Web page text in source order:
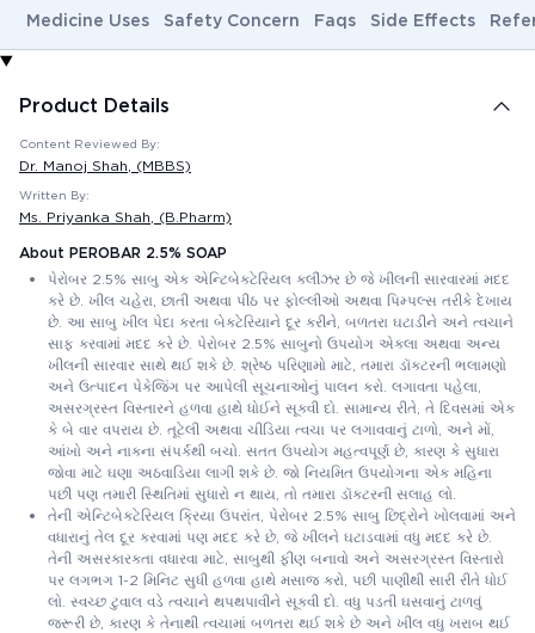
Medicine Uses Safety Concern Faqs Side Effects
Product Details
Content Reviewed By:
Dr. Manoj Shah , (MBBS)
Written By:
Ms. Priyanka Shah , (B.Pharm)
About PEROBAR 2.5% SOAP
પેરોબર 2.5% સાબુ એક એન્ટિબેક્ટેરિયલ ક્લીંઝર છે જે ખીલની સારવારમાં મદદ
કરે છે. ખીલ ચહેરા, છાતી અથવા પીઠ પર ફોલ્લીઓ અથવા પિમ્પલ્સ તરીકે દેખાય
છે. આ સાબુ ખીલ પેદા કરતા બેક્ટેરિયાને દૂર કરીને, બળતરા ઘટાડીને અને ત્વચાને
સાફ કરવામાં મદદ કરે છે. પેરોબર 2.5% સાબુનો ઉપયોગ એકલા અથવા અન્ય
ખીલની સારવાર સાથે થઈ શકે છે. શ્રેષ્ઠ પરિણામો માટે, તમારા ડૉક્ટરની ભલામણો
અને ઉત્પાદન પેકેજિંગ પર આપેલી સૂચનાઓનું પાલન કરો. લગાવતા પહેલા,
અસરગ્રસ્ત વિસ્તારને હળવા હાથે ધોઈને સૂકવી દો. સામાન્ય રીતે, તે દિવસમાં એક
કે બે વાર વપરાય છે. તૂટેલી અથવા ચીડિયા ત્વચા પર લગાવવાનું ટાળો, અને મોં,
આંખો અને નાકના સંપર્કથી બચો. સતત ઉપયોગ મહત્વપૂર્ણ છે, કારણ કે સુધારા
જોવા માટે ઘણા અઠવાડિયા લાગી શકે છે. જો નિયમિત ઉપયોગના એક મહિના
પછી પણ તમારી સ્થિતિમાં સુધારો ન થાય, તો તમારા ડૉક્ટરની સલાહ લો.
તેની એન્ટિબેક્ટેરિયલ ક્રિયા ઉપરાંત, પેરોબર 2.5% સાબુ છિદ્રોને ખોલવામાં અને
વધારાનું તેલ દૂર કરવામાં પણ મદદ કરે છે, જે ખીલને ઘટાડવામાં વધુ મદદ કરે છે.
તેની અસરકારકતા વધારવા માટે, સાબુથી ફીણ બનાવો અને અસરગ્રસ્ત વિસ્તારો
પર લગભગ 1-2 મિનિટ સુધી હળવા હાથે મસાજ કરો, પછી પાણીથી સારી રીતે ધોઈ
લો. સ્વચ્છ ટુવાલ વડે ત્વચાને થપથપાવીને સૂકવી દો. વધુ પડતી ઘસવાનું ટાળવું
જરૂરી છે, કારણ કે તેનાથી ત્વચામાં બળતરા થઈ શકે છે અને ખીલ વધુ ખરાબ થઈ